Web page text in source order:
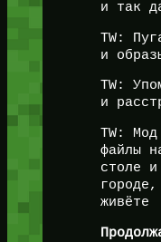
и так
TW:
и
TW:
и
TW:
файлы
столе
живёте